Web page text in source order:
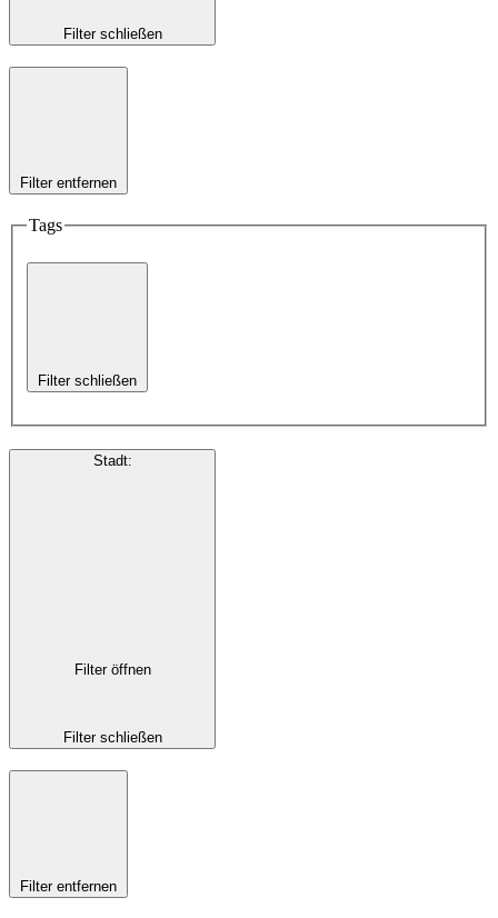
Filter schließen
Filter entfernen
Tags
Filter schließen
Stadt:
Filter öffnen
Filter schließen
Filter entfernen